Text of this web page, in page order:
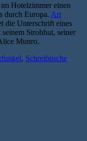
Hotelzimmer einen
durch Europa. Art
die Unterschrift eines
Strohhut, seiner
Munro.
, Schreibtische